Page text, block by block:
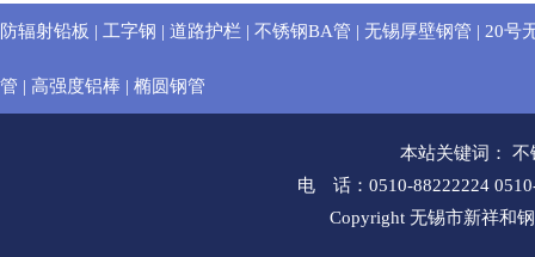
防辐射铅板 | 工字钢 | 道路护栏 | 不锈钢BA管 | 无锡厚壁钢管 | 20号
管 | 高强度铝棒 | 椭圆钢管
本站关键词： 不
电 话：0510-88222224
Copyright 无锡市新祥